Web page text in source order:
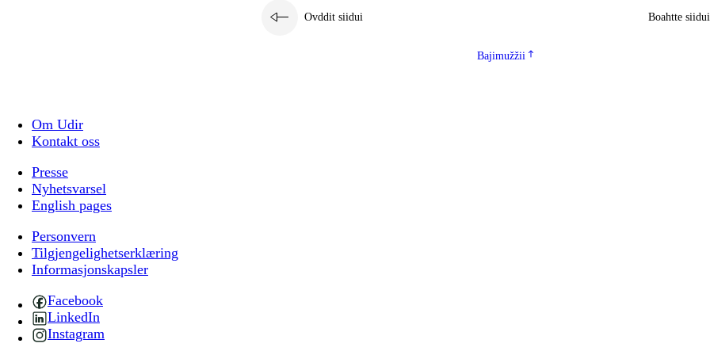
Ovddit siidui Boahtte siidui
Bajimužžii
Om Udir
Kontakt oss
Presse
Nyhetsvarsel
English pages
Personvern
Tilgjengelighetserklæring
Informasjonskapsler
Facebook
LinkedIn
Instagram